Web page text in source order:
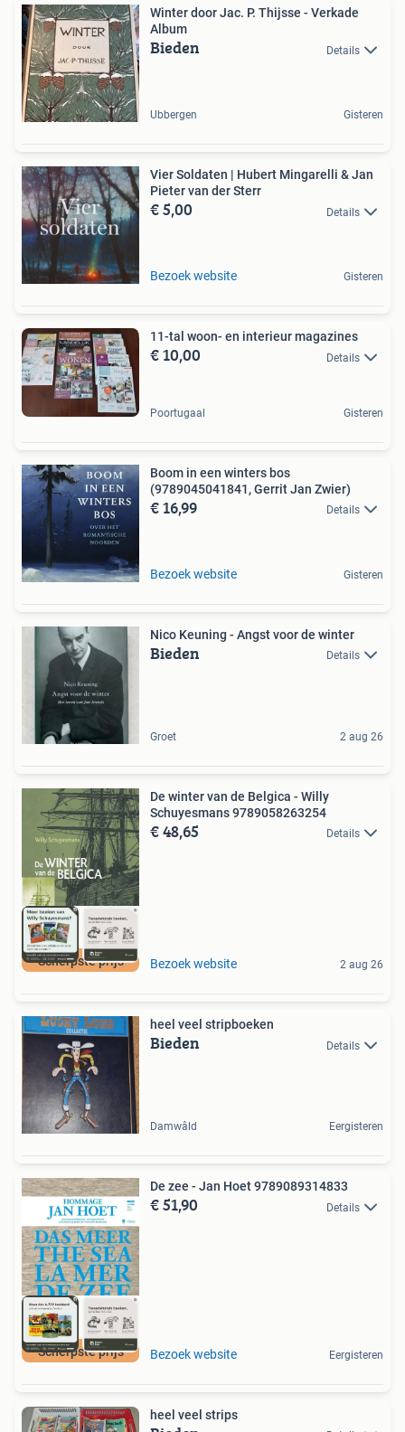
Winter door Jac. P. Thijsse - Verkade
Album
Bieden Details
Ubbergen Gisteren
Vier Soldaten | Hubert Mingarelli & Jan
Pieter van der Sterr
€ 5,00 Details
Bezoek website Gisteren
11-tal woon- en interieur magazines
€ 10,00 Details
Poortugaal Gisteren
Boom in een winters bos
(9789045041841, Gerrit Jan Zwier)
€ 16,99 Details
Bezoek website Gisteren
Nico Keuning - Angst voor de winter
Bieden Details
Groet 2 aug 26
Scherpste prijs
De winter van de Belgica - Willy
Schuyesmans 9789058263254
€ 48,65 Details
Bezoek website 2 aug 26
heel veel stripboeken
Bieden Details
Damwâld Eergisteren
Scherpste prijs
De zee - Jan Hoet 9789089314833
€ 51,90 Details
Bezoek website Eergisteren
heel veel strips